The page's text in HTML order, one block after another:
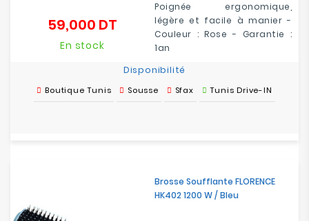
Poignée ergonomique,
légère et facile à manier -
Couleur : Rose - Garantie :
1an
59,000 DT
En stock
Disponibilité
Boutique Tunis Sousse Sfax Tunis Drive-IN
Brosse Soufflante FLORENCE
HK402 1200 W / Bleu